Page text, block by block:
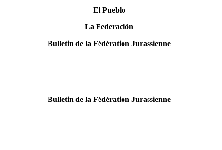
El Pueblo
La Federación
Bulletin de la Fédération Jurassienne
Bulletin de la Fédération Jurassienne